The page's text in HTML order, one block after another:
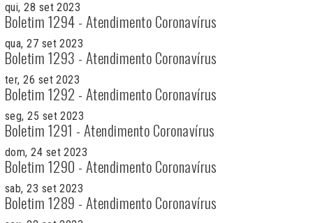
qui, 28 set 2023
Boletim 1294 - Atendimento Coronavírus
qua, 27 set 2023
Boletim 1293 - Atendimento Coronavírus
ter, 26 set 2023
Boletim 1292 - Atendimento Coronavírus
seg, 25 set 2023
Boletim 1291 - Atendimento Coronavírus
dom, 24 set 2023
Boletim 1290 - Atendimento Coronavírus
sab, 23 set 2023
Boletim 1289 - Atendimento Coronavírus